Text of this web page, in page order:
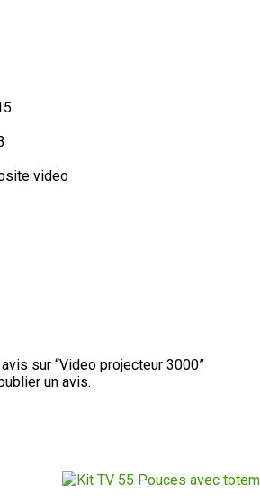
video
sur “Video projecteur 3000”
un avis.